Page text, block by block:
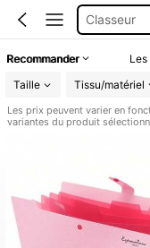
Trilleur
Recommander
Taille
Tissu/matériel
Les prix peuvent varier en
variantes du produit